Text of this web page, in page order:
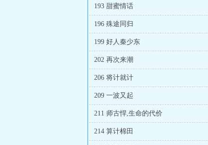
193 甜蜜情话
196 殊途同归
199 好人秦少东
202 再次来潮
206 将计就计
209 一波又起
211 师古悍,生命的代价
214 算计棉田